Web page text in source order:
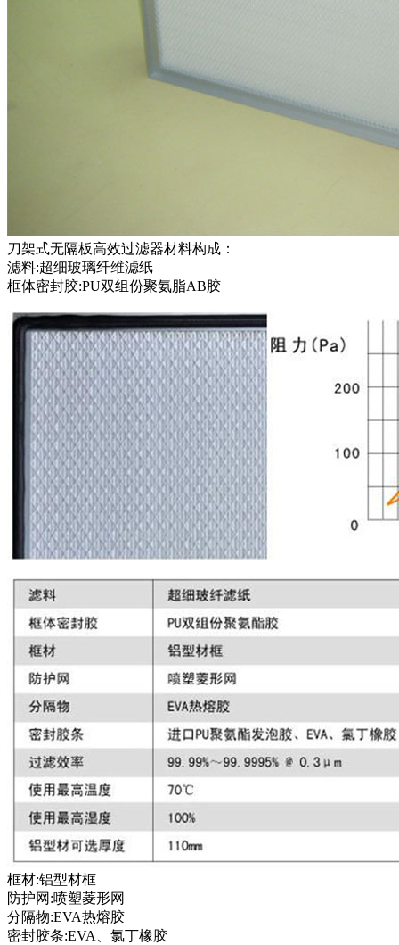
刀架式无隔板高效过滤器材料构成：
滤料:超细玻璃纤维滤纸
框体密封胶:PU双组份聚氨脂AB胶
框材:铝型材框
防护网:喷塑菱形网
分隔物:EVA热熔胶
密封胶条:EVA、氯丁橡胶